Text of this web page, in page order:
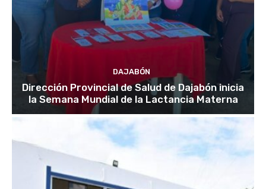
DAJABÓN
Dirección Provincial de Salud de Dajabón inicia
la Semana Mundial de la Lactancia Materna